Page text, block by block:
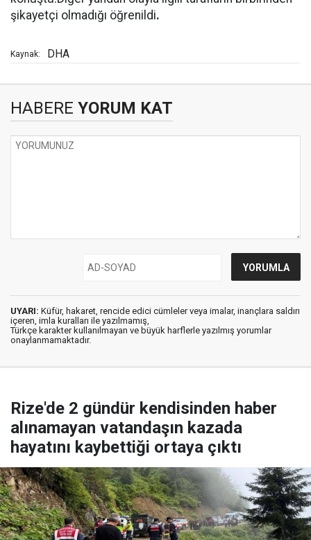
şikayetçi olmadığı öğrenildi.
Kaynak: DHA
HABERE YORUM KAT
UYARI: Küfür, hakaret, rencide edici cümleler veya imalar, inançlara saldırı
içeren, imla kuralları ile yazılmamış,
Türkçe karakter kullanılmayan ve büyük harflerle yazılmış yorumlar
onaylanmamaktadır.
Rize'de 2 gündür kendisinden haber
alınamayan vatandaşın kazada
hayatını kaybettiği ortaya çıktı